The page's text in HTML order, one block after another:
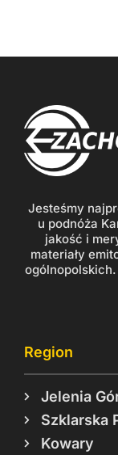
Jesteśmy
u podnóża
jakość i
materiały
Region
Jelenia
Szklarska
Kowary